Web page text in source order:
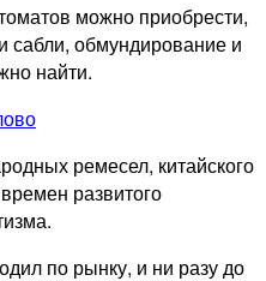
можно приобрести,
сабли, обмундирование и
найти.
ремесел, китайского
развитого
по рынку, и ни разу до